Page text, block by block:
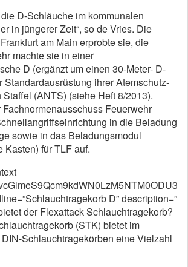
D-Schläuche im kommunalen
in jüngerer Zeit“, so de Vries. Die
am Main erprobte sie, die
machte sie in einer
D (ergänzt um einen 30-Meter- D-
Standardausrüstung ihrer Atemschutz-
(ANTS) (siehe Heft 8/2013).
Feuerwehr
in die Beladung
sowie in das Beladungsmodul
Kasten) für TLF auf.
D” description=”
der Flexattack Schlauchtragekorb?
(STK) bietet im
Schlauchtragekörben eine Vielzahl